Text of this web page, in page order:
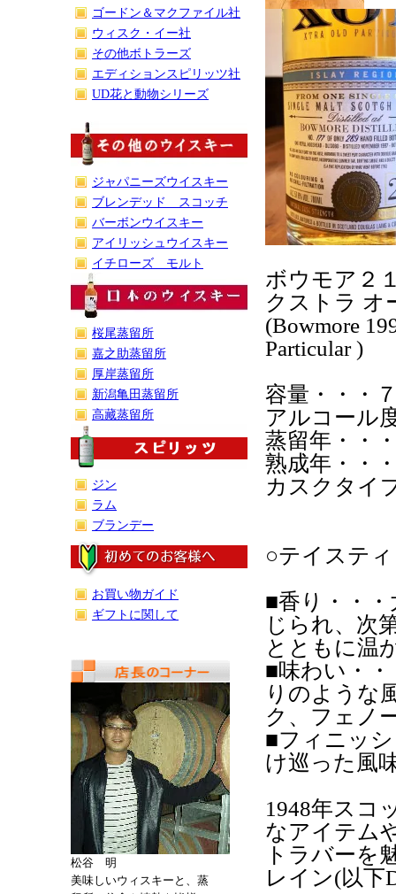
ゴードン＆マクファイル社
ウィスク・イー社
その他ボトラーズ
エディションスピリッツ社
UD花と動物シリーズ
ジャパニーズウイスキー
ブレンデッド スコッチ
バーボンウイスキー
アイリッシュウイスキー
イチローズ モルト
桜尾蒸留所
嘉之助蒸留所
厚岸蒸留所
新潟亀田蒸留所
高藏蒸留所
ジン
ラム
ブランデー
お買い物ガイド
ギフトに関して
松谷 明
美味しいウィスキーと、蒸
ボウモア
クストラ オ
(Bowmore
Particular )
容量・・・
アルコール
蒸留年・・
熟成年・・
カスクタイ
○テイステ
■香り・・
じられ、次
とともに温
■味わい・
りのような
ク、フェノ
■フィニッ
け巡った風
1948年スコ
なアイテム
トラバーを
レイン(以下